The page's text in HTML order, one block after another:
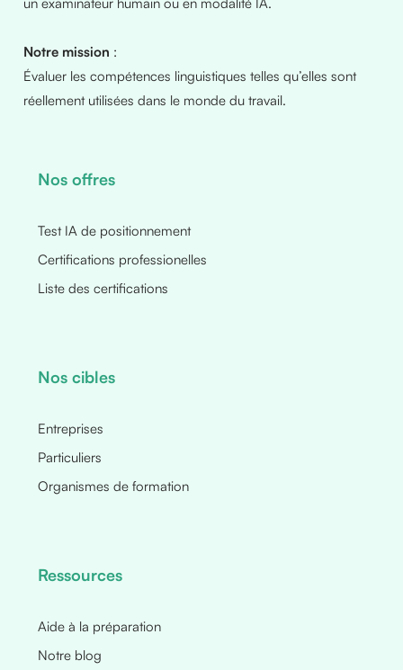
Notre mission :
Évaluer les compétences linguistiques telles qu’elles sont
réellement utilisées dans le monde du travail.
Nos offres
Test IA de positionnement
Certifications professionelles
Liste des certifications
Nos cibles
Entreprises
Particuliers
Organismes de formation
Ressources
Aide à la préparation
Notre blog